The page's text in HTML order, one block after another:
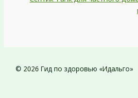
© 2026 Гид по здоровью «Идальго»